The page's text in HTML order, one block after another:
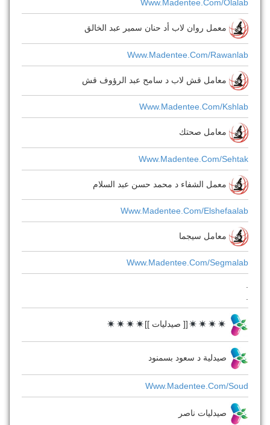
Www.madentee.com/olalab
معمل روان لاب أد حنان سمير عبد الخالق
Www.madentee.com/rawanlab
معامل قش لاب د سامح عبد الرؤوف قش
Www.madentee.com/kshlab
معامل صحتك
Www.madentee.com/sehtak
معمل الشفاء د محمد حسن عبد السلام
Www.madentee.com/elshefaalab
معامل سيجما
Www.madentee.com/segmalab
.
.
[[ صيدليات ]]
صيدلية د سعود بسمنود
Www.madentee.com/soud
صيدليات ناصر